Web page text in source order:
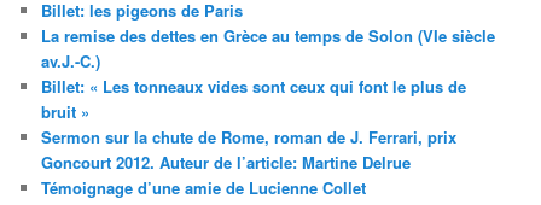
Billet: les pigeons de Paris
La remise des dettes en Grèce au temps de Solon (VIe siècle
av.J.-C.)
Billet: « Les tonneaux vides sont ceux qui font le plus de
bruit »
Sermon sur la chute de Rome, roman de J. Ferrari, prix
Goncourt 2012. Auteur de l’article: Martine Delrue
Témoignage d’une amie de Lucienne Collet